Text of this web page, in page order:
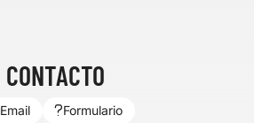
CONTACTO
Email Formulario